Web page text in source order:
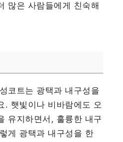
많은 사람들에게 친숙해
코트는 광택과 내구성을
. 햇빛이나 비바람에도 오
유지하면서, 훌륭한 내구
게 광택과 내구성을 한